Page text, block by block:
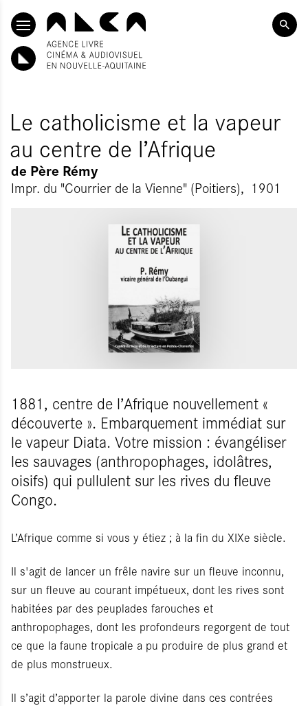
ALLER AU CONTENU PRINCIPAL
Le catholicisme et la vapeur
au centre de l’Afrique
de Père Rémy
Impr. du "Courrier de la Vienne" (Poitiers) 1901
1881, centre de l’Afrique nouvellement «
découverte ». Embarquement immédiat sur
le vapeur Diata. Votre mission : évangéliser
les sauvages (anthropophages, idolâtres,
oisifs) qui pullulent sur les rives du fleuve
Congo.
L’Afrique comme si vous y étiez ; à la fin du XIXe siècle.
Il s'agit de lancer un frêle navire sur un fleuve inconnu,
sur un fleuve au courant impétueux, dont les rives sont
habitées par des peuplades farouches et
anthropophages, dont les profondeurs regorgent de tout
ce que la faune tropicale a pu produire de plus grand et
de plus monstrueux.
Il s’agit d’apporter la parole divine dans ces contrées